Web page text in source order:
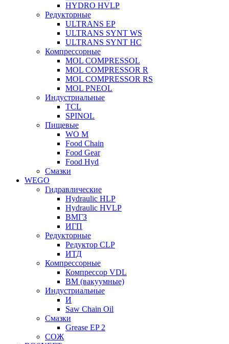
HYDRO HVLP
Редукторные
ULTRANS EP
ULTRANS SYNT WS
ULTRANS SYNT HC
Компрессорные
MOL COMPRESSOL
MOL COMPRESSOR R
MOL COMPRESSOR RS
MOL PNEOL
Индустриальные
TCL
SPINOL
Пищевые
WO M
Food Chain
Food Gear
Food Hyd
Смазки
WEGO
Гидравлические
Hydraulic HLP
Hydraulic HVLP
ВМГЗ
ИГП
Редукторные
Редуктор CLP
ИТД
Компрессорные
Компрессор VDL
ВМ (вакуумные)
Индустриальные
И
Saw Chain Oil
Смазки
Grease EP 2
СОЖ